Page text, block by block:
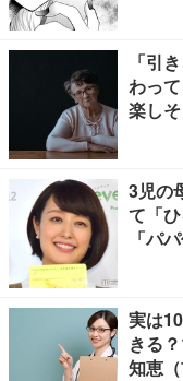
「引
わっ
楽し
3児の
て「
「パ
実は
きる
知恵（